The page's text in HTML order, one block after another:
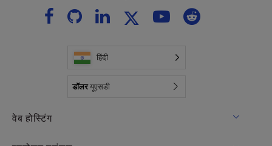
हिंदी
डॉलरयूएसडी
वेब होस्टिंग